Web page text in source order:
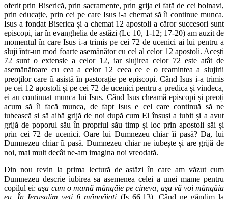
oferit prin Biserică, prin sacramente, prin grija ei față de cei bolnavi,
prin educație, prin cei pe care Isus i-a chemat să îi continue munca.
Isus a fondat Biserica și a chemat 12 apostoli a căror succesori sunt
episcopi, iar în evanghelia de astăzi (Lc 10, 1-12; 17-20) am auzit de
momentul în care Isus i-a trimis pe cei 72 de ucenici ai lui pentru a
sluji într-un mod foarte asemănător cu cel al celor 12 apostoli. Acești
72 sunt o extensie a celor 12, iar slujirea celor 72 este atât de
asemănătoare cu cea a celor 12 ceea ce e o reamintea a slujirii
preoților care îi asistă în pastorație pe episcopi. Când Isus i-a trimis
pe cei 12 apostoli și pe cei 72 de ucenici pentru a predica și vindeca,
ei au continuat munca lui Isus. Când Isus cheamă episcopi și preoți
acum să îi facă munca, de fapt Isus e cel care continuă să ne
iubească și să aibă grijă de noi după cum El însuși a iubit și a avut
grijă de poporul său în propriul său timp și loc prin apostoli săi și
prin cei 72 de ucenici. Oare lui Dumnezeu chiar îi pasă? Da, lui
Dumnezeu chiar îi pasă. Dumnezeu chiar ne iubește și are grijă de
noi, mai mult decât ne-am imagina noi vreodată.
Din nou revin la prima lectură de astăzi în care am văzut cum
Dumnezeu descrie iubirea sa asemenea celei a unei mame pentru
copilul ei:aşa cum o mamă mângâie pe cineva, aşa vă voi mângâia
eu. În Ierusalim veţi fi mângâiaţi (Is 66,13). Când ne gândim la